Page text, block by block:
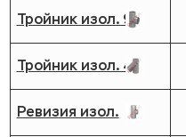
Тройник изол. 90
Тройник изол. 45
Ревизия изол.